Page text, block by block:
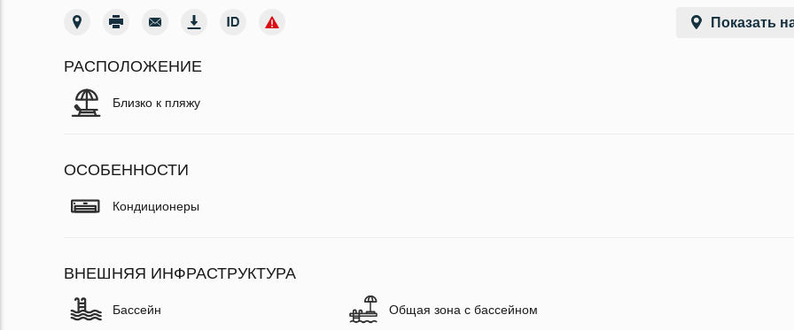
Показать
РАСПОЛОЖЕНИЕ
Близко к пляжу
ОСОБЕННОСТИ
Кондиционеры
ВНЕШНЯЯ ИНФРАСТРУКТУРА
Бассейн Общая зона с бассейном